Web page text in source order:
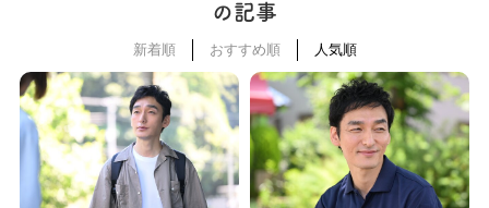
の記事
新着順 おすすめ順 人気順